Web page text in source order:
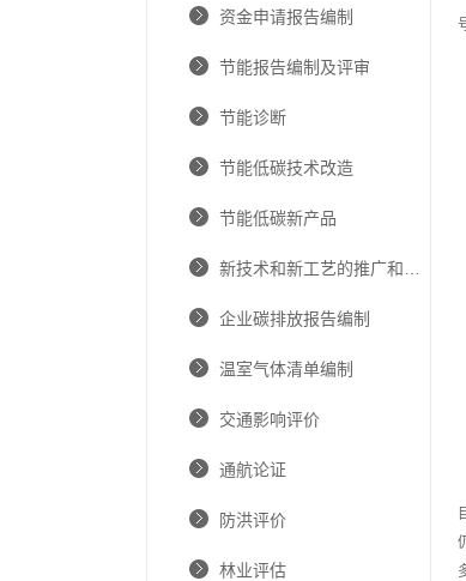
资金申请报告编制
节能报告编制及评审
节能诊断
节能低碳技术改造
节能低碳新产品
企业碳排放报告编制
温室气体清单编制
交通影响评价
通航论证
防洪评价
林业评估